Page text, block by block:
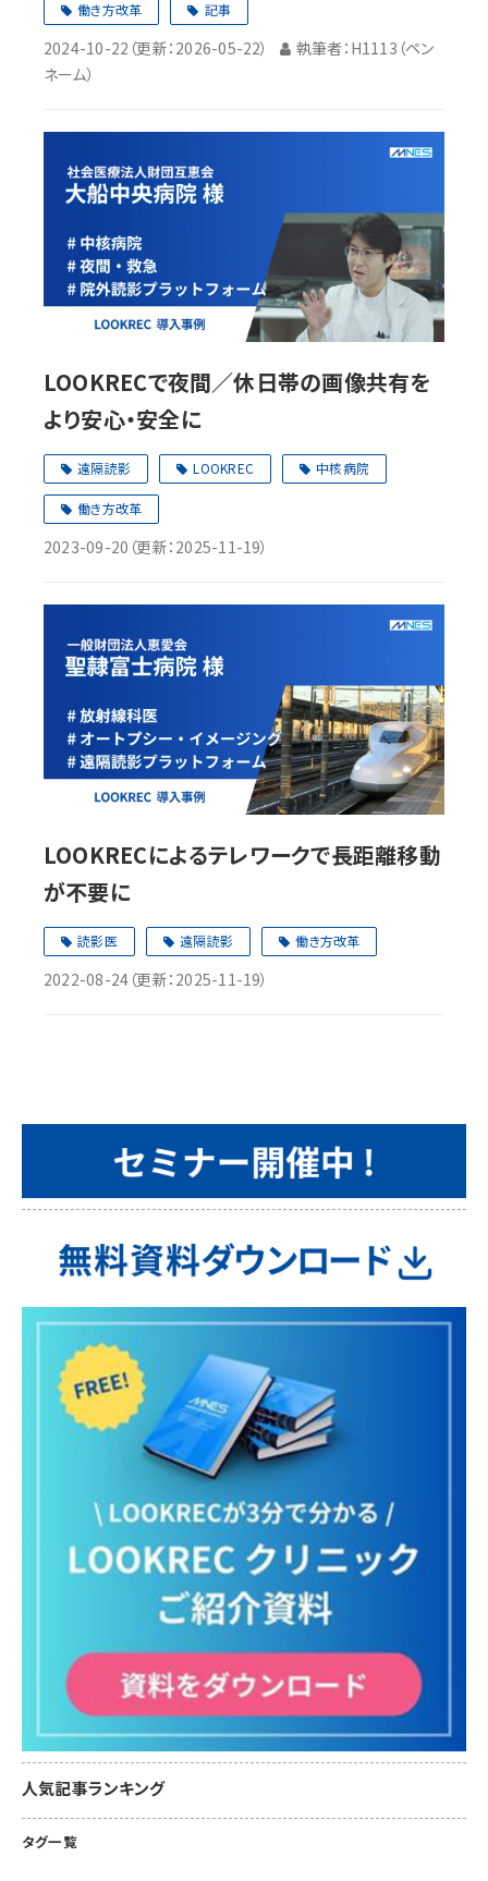
働き方改革 記事
2024-10-22 （更新： 2026-05-22）
執筆者：H1113（ペン
ネーム）
LOOKRECで夜間／休日帯の画像共有を
より安心・安全に
遠隔読影 LOOKREC 中核病院
働き方改革
2023-09-20 （更新： 2025-11-19）
LOOKRECによるテレワークで長距離移動
が不要に
読影医 遠隔読影 働き方改革
2022-08-24 （更新： 2025-11-19）
人気記事ランキング
タグ一覧